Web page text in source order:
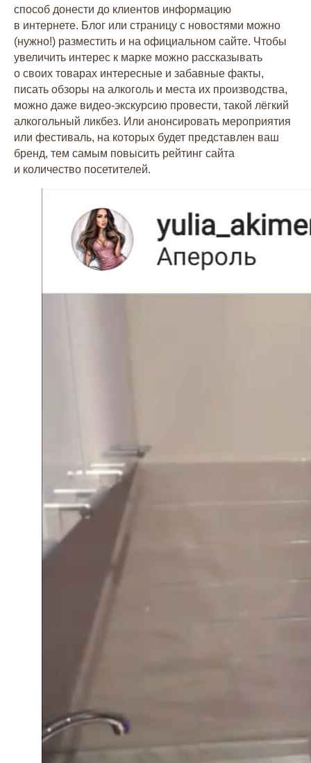
способ донести до клиентов информацию
в интернете. Блог или страницу с новостями можно
(нужно!) разместить и на официальном сайте. Чтобы
увеличить интерес к марке можно рассказывать
о своих товарах интересные и забавные факты,
писать обзоры на алкоголь и места их производства,
можно даже видео-экскурсию провести, такой лёгкий
алкогольный ликбез. Или анонсировать мероприятия
или фестиваль, на которых будет представлен ваш
бренд, тем самым повысить рейтинг сайта
и количество посетителей.